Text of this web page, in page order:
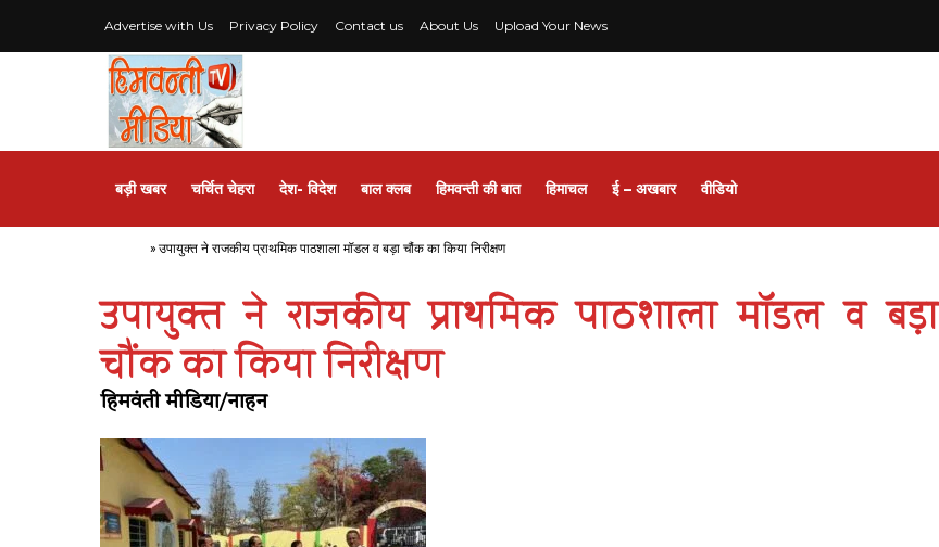
Advertise with Us Privacy Policy Contact us About Us Upload Your News
बड़ी खबर चर्चित चेहरा देश- विदेश बाल क्लब हिमवन्ती की बात हिमाचल ई – अखबार वीडियो
» उपायुक्त ने राजकीय प्राथमिक पाठशाला मॉडल व बड़ा चौंक का किया निरीक्षण
उपायुक्त ने राजकीय प्राथमिक पाठशाला मॉडल व बड़ा
चौंक का किया निरीक्षण
हिमवंती मीडिया/नाहन